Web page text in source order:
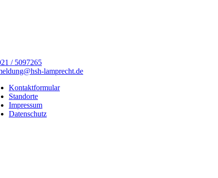
/ 5097265
lamprecht.de
Kontaktformular
Standorte
Impressum
Datenschutz